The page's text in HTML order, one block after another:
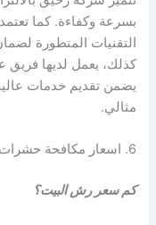
بسرعة وكفاءة. كما
التقنيات المتطورة
كذلك، يعمل لديها
يضمن تقديم خدمات
مثالي.
6. اسعار مكافحة حشرات قنا
كم سعر رش البيت؟